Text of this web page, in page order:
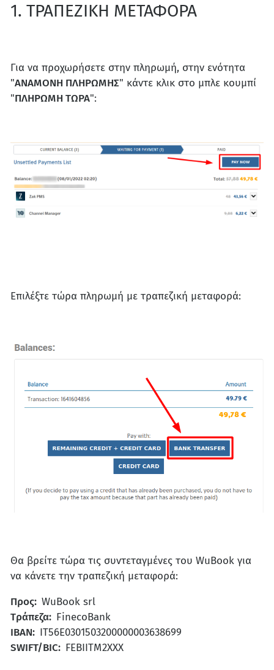
1. ΤΡΑΠΕΖΙΚΗ ΜΕΤΑΦΟΡΑ
Για να προχωρήσετε στην πληρωμή, στην ενότητα
"ΑΝΑΜΟΝΗ ΠΛΗΡΩΜΗΣ" κάντε κλικ στο μπλε κουμπί
"ΠΛΗΡΩΜΗ ΤΩΡΑ":
Επιλέξτε τώρα πληρωμή με τραπεζική μεταφορά:
Θα βρείτε τώρα τις συντεταγμένες του WuBook για
να κάνετε την τραπεζική μεταφορά:
Προς: WuBook srl
Τράπεζα: FinecoBank
IBAN: IT56E0301503200000003638699
SWIFT/BIC: FEBIITM2XXX